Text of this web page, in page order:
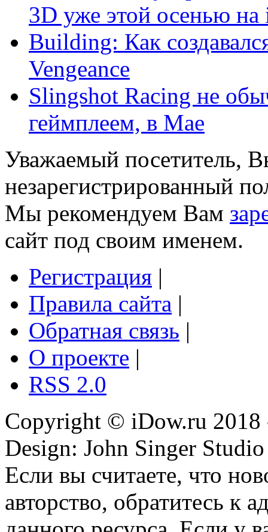
3D уже этой осенью на
Building: Как
Vengeance
Slingshot Racing не
геймплеем, в Мае
Уважаемый посетитель,
незарегистрированный
Мы рекомендуем Вам
сайт под своим именем.
Регистрация |
Правила сайта |
Обратная связь |
О проекте |
RSS 2.0
Copyright © iDow.ru 2018
Design: John Singer Studio
Если вы считаете, что
авторство, обратитесь к